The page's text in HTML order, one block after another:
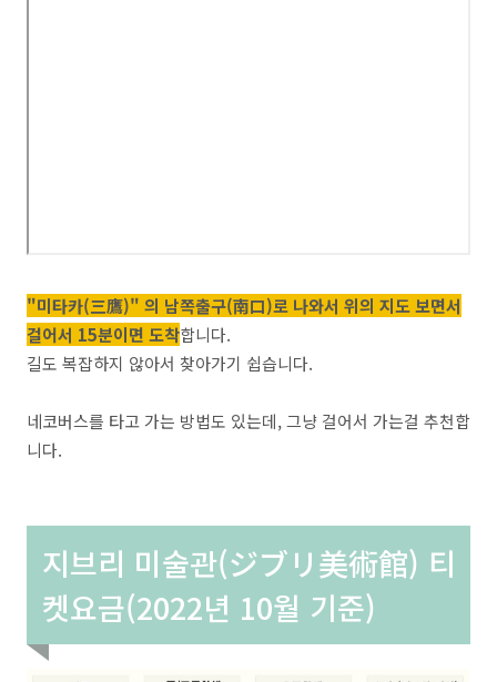
"미타카(三鷹)" 의 남쪽출구(南口)로 나와서 위의 지도 보면서
걸어서 15분이면 도착합니다.
길도 복잡하지 않아서 찾아가기 쉽습니다.
네코버스를 타고 가는 방법도 있는데, 그냥 걸어서 가는걸 추천합
니다.
지브리 미술관(ジブリ美術館) 티
켓요금(2022년 10월 기준)